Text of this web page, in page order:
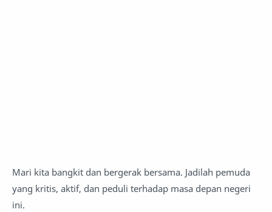
Mari kita bangkit dan bergerak bersama. Jadilah pemuda
yang kritis, aktif, dan peduli terhadap masa depan negeri
ini.